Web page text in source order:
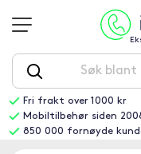
Fri frakt over 1000 kr
Mobiltilbehør siden
850 000 fornøyde